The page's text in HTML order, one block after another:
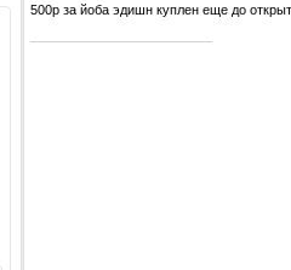
500р за йоба эдишн куплен еще до